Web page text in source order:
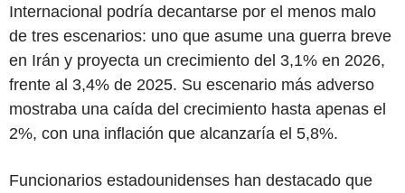
Internacional podría decantarse por el menos malo
de tres escenarios: uno que asume una guerra breve
en Irán y proyecta un crecimiento del 3,1% en 2026,
frente al 3,4% de 2025. Su escenario más adverso
mostraba una caída del crecimiento hasta apenas el
2%, con una inflación que alcanzaría el 5,8%.
Funcionarios estadounidenses han destacado que